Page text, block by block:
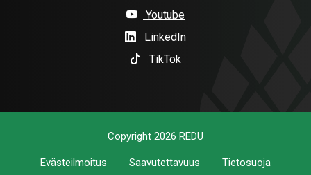
Youtube
LinkedIn
TikTok
Copyright 2026 REDU
Evästeilmoitus Saavutettavuus Tietosuoja